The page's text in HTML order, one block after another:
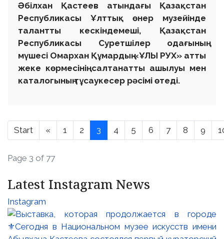
Әбілхан Қастеев атындағы Қазақстан
Республикасы Ұлттық өнер музейінде
талантты кескіндемеші, Қазақстан
Республикасы Суретшілер одағының
мүшесі Омархан Құмардың «ҰЛЫ РУХ» атты
жеке көрмесінің салтанатты ашылуы мен
каталогының тұсаукесер рәсімі өтеді.
Start « 1 2 3 4 5 6 7 8 9
Page 3 of 77
Latest Instagram News
Instagram